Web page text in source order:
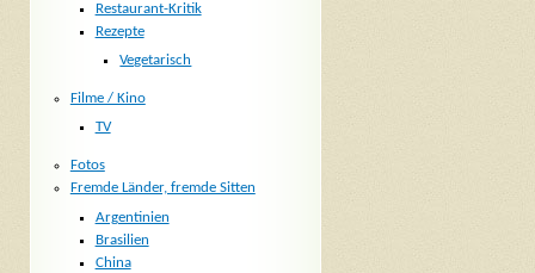
Restaurant-Kritik
Rezepte
Vegetarisch
Filme / Kino
TV
Fotos
Fremde Länder, fremde Sitten
Argentinien
Brasilien
China